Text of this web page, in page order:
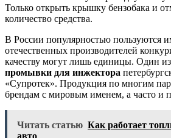
Только открыть крышку бензобака и
количество средства.
В России популярностью пользуются
отечественных производителей
качеству могут лишь единицы. Один
промывки для инжектора
«Супротек». Продукция по многим
брендам с мировым именем, а часто и
Читать статью Как работает